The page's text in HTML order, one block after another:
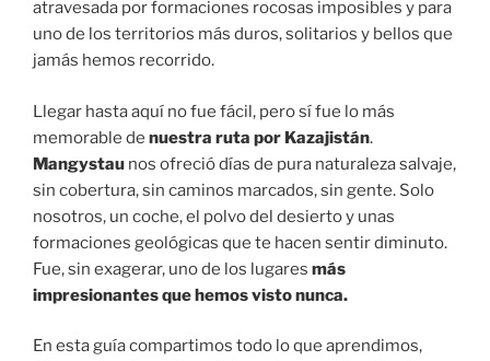
atravesada por formaciones rocosas imposibles y para
uno de los territorios más duros, solitarios y bellos que
jamás hemos recorrido.
Llegar hasta aquí no fue fácil, pero sí fue lo más
memorable de nuestra ruta por Kazajistán.
Mangystau nos ofreció días de pura naturaleza salvaje,
sin cobertura, sin caminos marcados, sin gente. Solo
nosotros, un coche, el polvo del desierto y unas
formaciones geológicas que te hacen sentir diminuto.
Fue, sin exagerar, uno de los lugares más
impresionantes que hemos visto nunca.
En esta guía compartimos todo lo que aprendimos,